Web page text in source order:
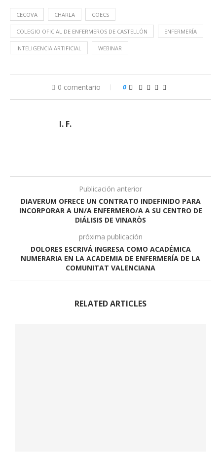
CECOVA CHARLA COECS
COLEGIO OFICIAL DE ENFERMEROS DE CASTELLÓN ENFERMERÍA
INTELIGENCIA ARTIFICIAL WEBINAR
0 comentario 0
I. F.
Publicación anterior
DIAVERUM OFRECE UN CONTRATO INDEFINIDO PARA
INCORPORAR A UN/A ENFERMERO/A A SU CENTRO DE
DIÁLISIS DE VINARÒS
próxima publicación
DOLORES ESCRIVÁ INGRESA COMO ACADÉMICA
NUMERARIA EN LA ACADEMIA DE ENFERMERÍA DE LA
COMUNITAT VALENCIANA
RELATED ARTICLES